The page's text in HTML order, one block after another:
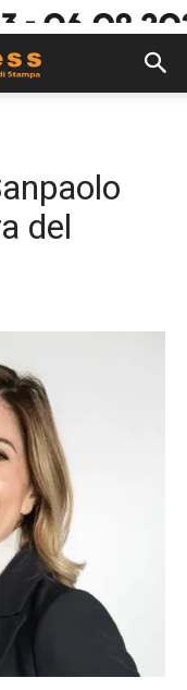
del